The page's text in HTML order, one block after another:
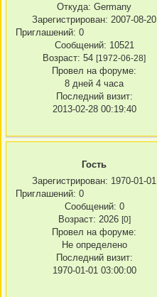
Откуда: Germany
Зарегистрирован: 2007-08-20
Приглашений: 0
Сообщений: 10521
Возраст: 54 [1972-06-28]
Провел на форуме:
8 дней 4 часа
Последний визит:
2013-02-28 00:19:40
Гость
Зарегистрирован: 1970-01-01
Приглашений: 0
Сообщений: 0
Возраст: 2026 [0]
Провел на форуме:
Не определено
Последний визит:
1970-01-01 03:00:00